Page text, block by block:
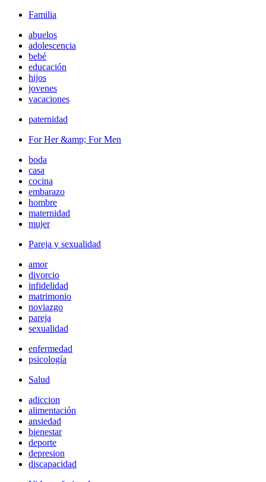
Familia
abuelos
adolescencia
bebé
educación
hijos
jovenes
vacaciones
paternidad
For Her &amp; For Men
boda
casa
cocina
embarazo
hombre
maternidad
mujer
Pareja y sexualidad
amor
divorcio
infidelidad
matrimonio
noviazgo
pareja
sexualidad
enfermedad
psicología
Salud
adiccion
alimentación
ansiedad
bienestar
deporte
depresion
discapacidad